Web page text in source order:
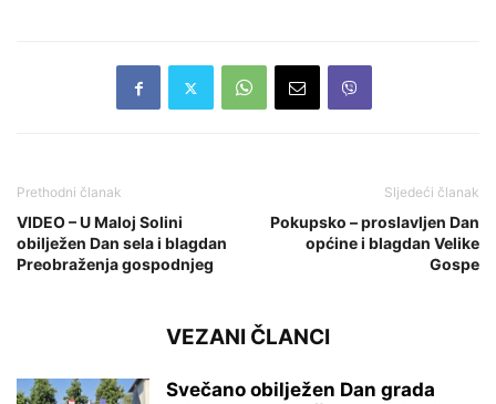
Prethodni članak
VIDEO – U Maloj Solini
obilježen Dan sela i blagdan
Preobraženja gospodnjeg
Sljedeći članak
Pokupsko – proslavljen Dan
općine i blagdan Velike
Gospe
VEZANI ČLANCI
Svečano obilježen Dan grada